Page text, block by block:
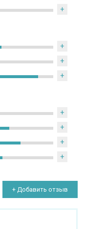
+
+
+
+
+
+
+
+
+ Добавить отзыв